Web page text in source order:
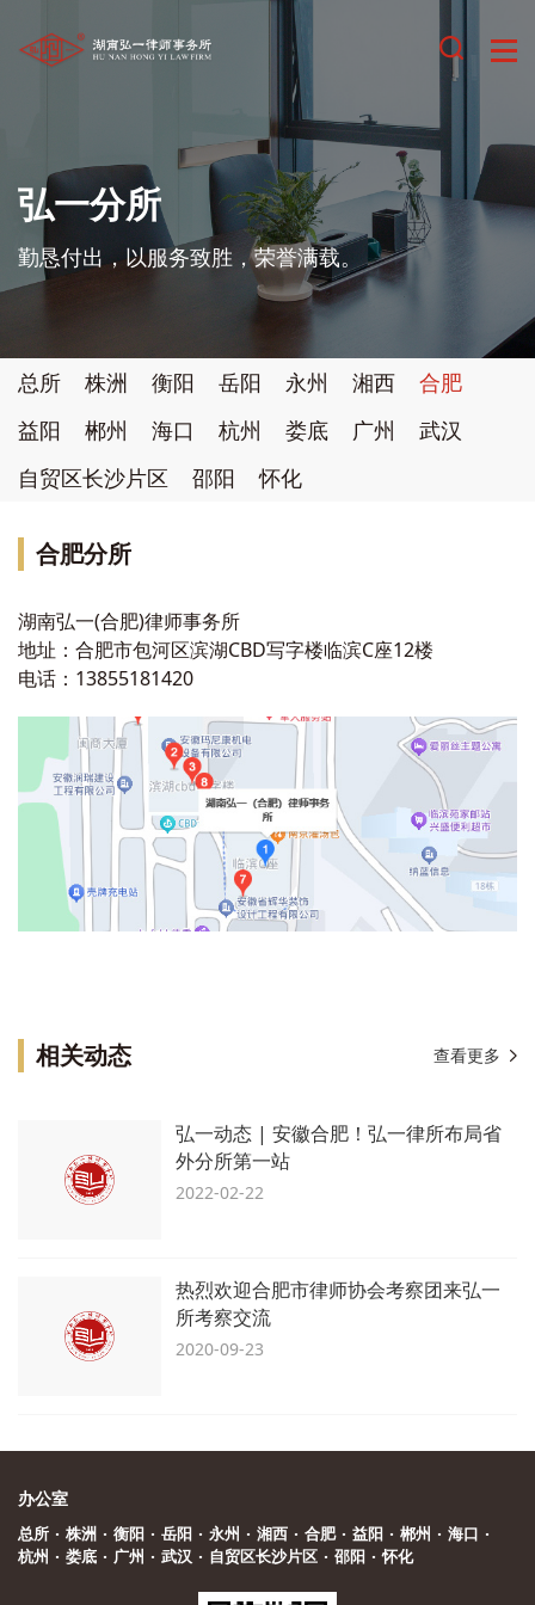
弘一分所
勤恳付出，以服务致胜，荣誉满载。
总所 株洲 衡阳 岳阳 永州 湘西
合肥
益阳
郴州 海口 杭州 娄底 广州
武汉
自贸区长沙片区
邵阳 怀化
合肥分所
湖南弘一(合肥)律师事务所
地址：合肥市包河区滨湖CBD写字楼临滨C座12楼
电话：13855181420
相关动态 查看更多
弘一动态 | 安徽合肥！弘一律所布局省
外分所第一站
2022-02-22
热烈欢迎合肥市律师协会考察团来弘一
所考察交流
2020-09-23
办公室
总所 · 株洲 · 衡阳 · 岳阳 · 永州 · 湘西 · 合肥 · 益阳 · 郴州 · 海口 ·
杭州 · 娄底 · 广州 · 武汉 · 自贸区长沙片区 · 邵阳 · 怀化